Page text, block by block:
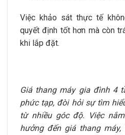
Việc khảo sát thực tế
quyết định tốt hơn mà còn
khi lắp đặt.
Giá thang máy gia đình 4
phức tạp, đòi hỏi sự tìm
từ nhiều góc độ. Việc
hưởng đến giá thang